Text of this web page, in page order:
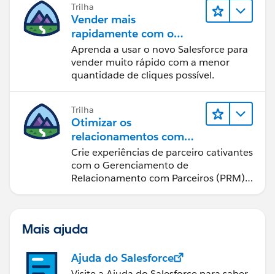
Trilha
Vender mais
rapidamente com o
Sales Cloud
Aprenda a usar o novo Salesforce para
vender muito rápido com a menor
quantidade de cliques possível.
Trilha
Otimizar os
relacionamentos com
parceiros usando o Sales
Cloud PRM
Crie experiências de parceiro cativantes
com o Gerenciamento de
Relacionamento com Parceiros (PRM)
Mais ajuda
Ajuda do Salesforce